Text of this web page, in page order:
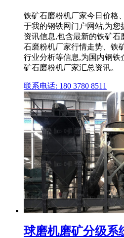
铁矿石磨粉机厂家今日价格
于我的钢铁网门户网站,为您
资讯信息,包含最新的铁矿
石磨粉机厂家行情走势、铁
行业分析等信息,为国内钢
矿石磨粉机厂家汇总资讯。
联系电话: 180 3780 8511
球磨机磨矿分级系